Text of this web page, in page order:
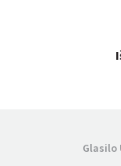
Glasilo